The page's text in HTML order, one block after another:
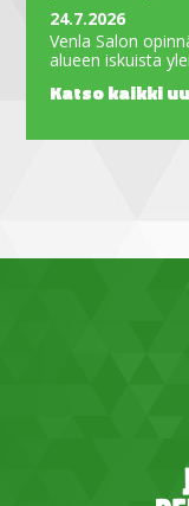
24.7.2026
Venla Salon
alueen iskuista
Katso kaikki